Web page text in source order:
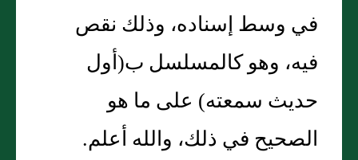
في وسط إسناده، وذلك نقص
فيه، وهو كالمسلسل ب‏(‏أول
حديث سمعته‏)‏ على ما هو
الصحيح في ذلك، والله أعلم‏.‏